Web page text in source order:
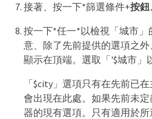
接著、按一下*篩選條件+按鈕
按一下*任一*以檢視「城市」
意、除了先前提供的選項之
顯示在頂端。選取「'$城市」
「$city」選項只有在先前已
會出現在此處。如果先前未
器的現有選項。只有適用於